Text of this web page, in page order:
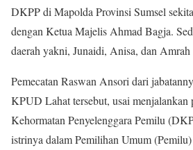
DKPP di Mapolda Provinsi Sumsel
dengan Ketua Majelis Ahmad Bagja.
daerah yakni, Junaidi, Anisa, dan
Pemecatan Raswan Ansori dari
KPUD Lahat tersebut, usai menjalankan
Kehormatan Penyelenggara Pemilu
istrinya dalam Pemilihan Umum